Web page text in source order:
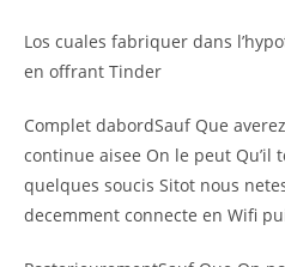
Los cuales fabriquer dans
en offrant Tinder
Complet dabordSauf Que
continue aisee On le peut Qu’il
quelques soucis Sitot nous
decemment connecte en Wifi